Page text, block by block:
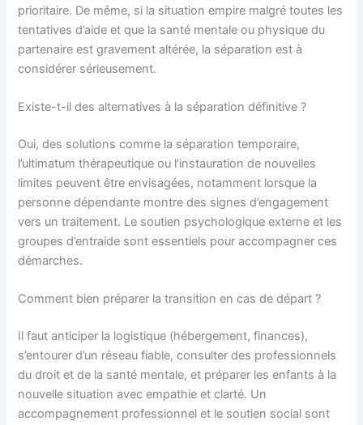
prioritaire. De même, si la situation empire malgré toutes les
tentatives d’aide et que la santé mentale ou physique du
partenaire est gravement altérée, la séparation est à
considérer sérieusement.
Existe-t-il des alternatives à la séparation définitive ?
Oui, des solutions comme la séparation temporaire,
l’ultimatum thérapeutique ou l’instauration de nouvelles
limites peuvent être envisagées, notamment lorsque la
personne dépendante montre des signes d’engagement
vers un traitement. Le soutien psychologique externe et les
groupes d’entraide sont essentiels pour accompagner ces
démarches.
Comment bien préparer la transition en cas de départ ?
Il faut anticiper la logistique (hébergement, finances),
s’entourer d’un réseau fiable, consulter des professionnels
du droit et de la santé mentale, et préparer les enfants à la
nouvelle situation avec empathie et clarté. Un
accompagnement professionnel et le soutien social sont